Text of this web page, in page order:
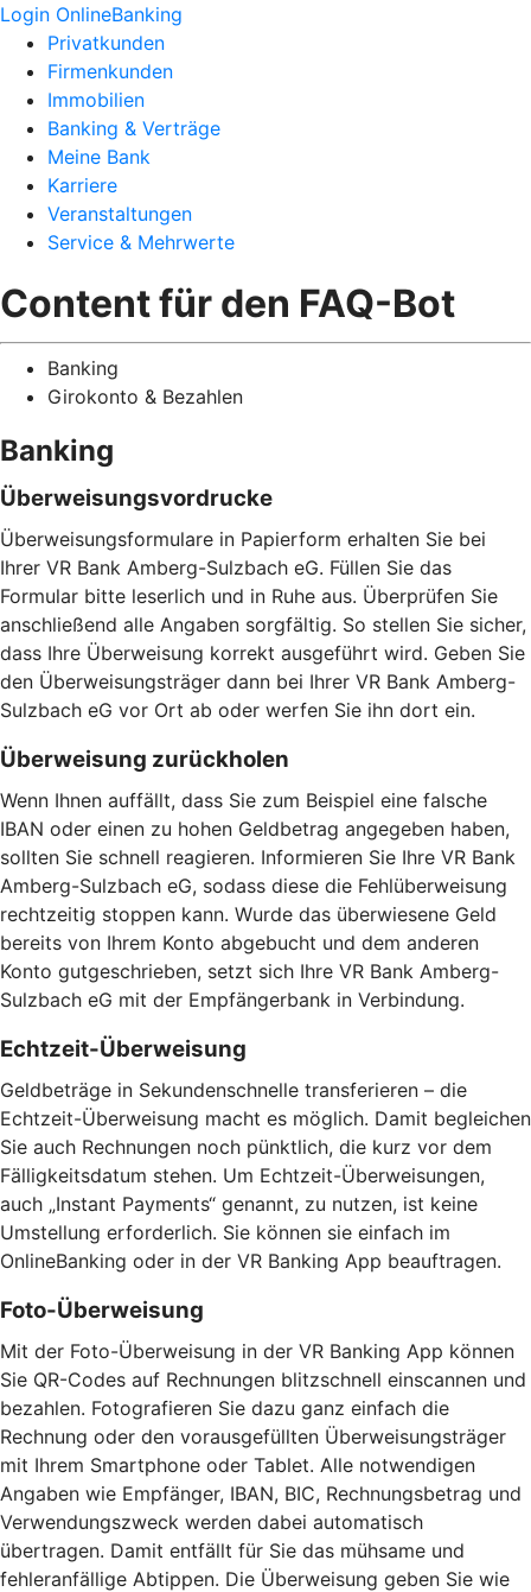
Login OnlineBanking
Privatkunden
Firmenkunden
Immobilien
Banking & Verträge
Meine Bank
Karriere
Veranstaltungen
Service & Mehrwerte
Content für den FAQ-Bot
Banking
Girokonto & Bezahlen
Banking
Überweisungsvordrucke
Überweisungsformulare in Papierform erhalten Sie bei
Ihrer VR Bank Amberg-Sulzbach eG. Füllen Sie das
Formular bitte leserlich und in Ruhe aus. Überprüfen Sie
anschließend alle Angaben sorgfältig. So stellen Sie sicher,
dass Ihre Überweisung korrekt ausgeführt wird. Geben Sie
den Überweisungsträger dann bei Ihrer VR Bank Amberg-
Sulzbach eG vor Ort ab oder werfen Sie ihn dort ein.
Überweisung zurückholen
Wenn Ihnen auffällt, dass Sie zum Beispiel eine falsche
IBAN oder einen zu hohen Geldbetrag angegeben haben,
sollten Sie schnell reagieren. Informieren Sie Ihre VR Bank
Amberg-Sulzbach eG, sodass diese die Fehlüberweisung
rechtzeitig stoppen kann. Wurde das überwiesene Geld
bereits von Ihrem Konto abgebucht und dem anderen
Konto gutgeschrieben, setzt sich Ihre VR Bank Amberg-
Sulzbach eG mit der Empfängerbank in Verbindung.
Echtzeit-Überweisung
Geldbeträge in Sekundenschnelle transferieren – die
Echtzeit-Überweisung macht es möglich. Damit begleichen
Sie auch Rechnungen noch pünktlich, die kurz vor dem
Fälligkeitsdatum stehen. Um Echtzeit-Überweisungen,
auch „Instant Payments“ genannt, zu nutzen, ist keine
Umstellung erforderlich. Sie können sie einfach im
OnlineBanking oder in der VR Banking App beauftragen.
Foto-Überweisung
Mit der Foto-Überweisung in der VR Banking App können
Sie QR-Codes auf Rechnungen blitzschnell einscannen und
bezahlen. Fotografieren Sie dazu ganz einfach die
Rechnung oder den vorausgefüllten Überweisungsträger
mit Ihrem Smartphone oder Tablet. Alle notwendigen
Angaben wie Empfänger, IBAN, BIC, Rechnungsbetrag und
Verwendungszweck werden dabei automatisch
übertragen. Damit entfällt für Sie das mühsame und
fehleranfällige Abtippen. Die Überweisung geben Sie wie